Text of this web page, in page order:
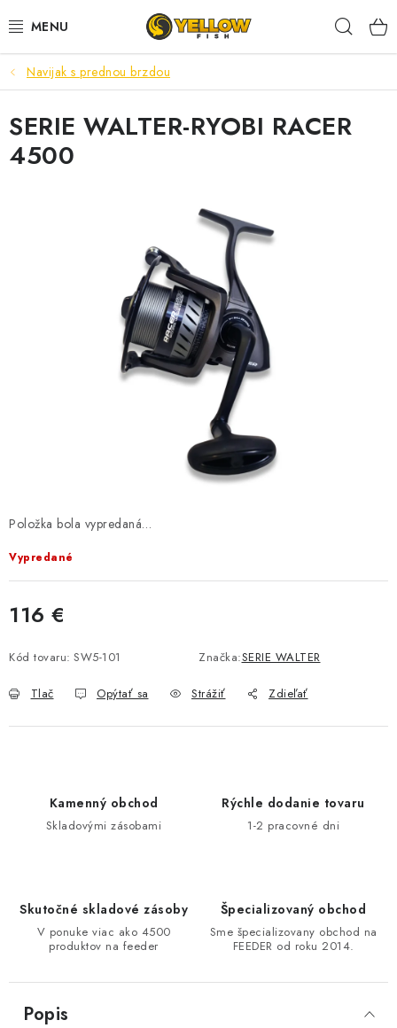
na
NOVINKY 2026
LETNÉ ZĽAVY
HALDORADO
KRMIVÁ,NÁSTRAHY
NA STUDENÚ VODU
DARČEKOVÝ POUKAZ
DOPRAVA
Navijak s prednou brzdou
Položka bola vypredaná…
Vypredané
116 €
Kód tovaru: SW5-101 Značka:SERIE WALTER
Tlač Opýtať sa Strážiť Zdieľať
SERIE WALTER-RYOBI RACER
4500
Kamenný obchod
Skladovými zásobami
Rýchle dodanie tovaru
1-2 pracovné dni
Skutočné skladové zásoby
V ponuke viac ako 4500
produktov na feeder
Špecializovaný obchod
Sme špecializovany obchod na
FEEDER od roku 2014.
Popis